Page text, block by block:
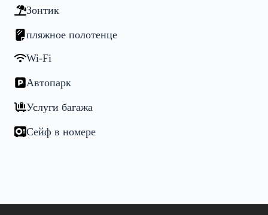
Зонтик
пляжное полотенце
Wi-Fi
Автопарк
Услуги багажа
Сейф в номере